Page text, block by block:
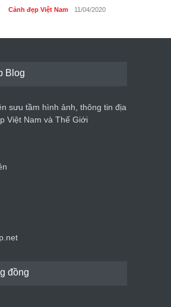
Cảnh đẹp Việt Nam 11/04/2020
Blog
sưu tầm hình ảnh, thông tin địa
Việt Nam và Thế Giới
đồng